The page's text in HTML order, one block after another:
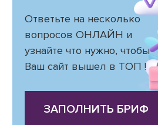
Ответьте на несколько
вопросов ОНЛАЙН и
узнайте что нужно, чтобы
Ваш сайт вышел в ТОП !
ЗАПОЛНИТЬ БРИФ